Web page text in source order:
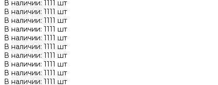
В наличии: 1111 шт
В наличии: 1111 шт
В наличии: 1111 шт
В наличии: 1111 шт
В наличии: 1111 шт
В наличии: 1111 шт
В наличии: 1111 шт
В наличии: 1111 шт
В наличии: 1111 шт
В наличии: 1111 шт